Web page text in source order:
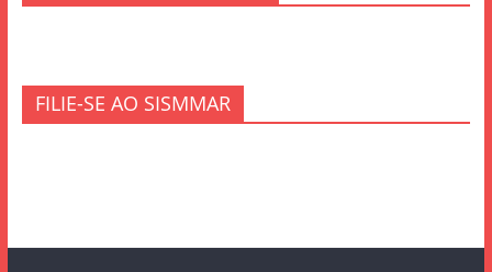
FILIE-SE AO SISMMAR